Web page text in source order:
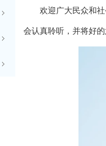
欢迎广大民众和
会认真聆听，并将好